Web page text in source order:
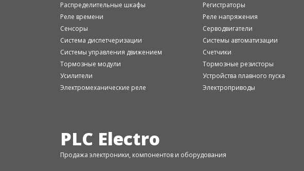
Распределительные шкафы
Регистраторы
Реле времени
Реле напряжения
Сенсоры
Серводвигатели
Система диспетчеризации
Системы автоматизации
Системы управления движением
Счетчики
Тормозные модули
Тормозные резисторы
Усилители
Устройства плавного пуска
Электромеханические реле
Электроприводы
PLC Electro
Продажа электроники, компонентов и оборудования